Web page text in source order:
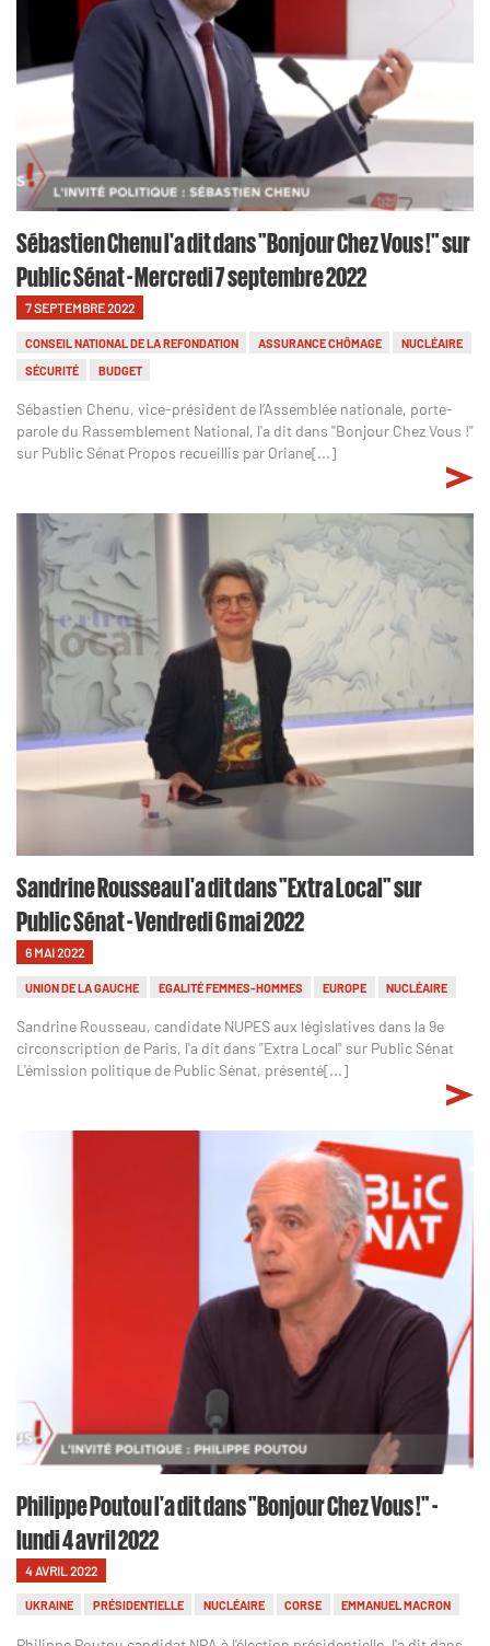
Sébastien Chenu l'a dit dans "Bonjour Chez Vous !" sur
Public Sénat - Mercredi 7 septembre 2022
7 SEPTEMBRE 2022
CONSEIL NATIONAL DE LA REFONDATION ASSURANCE CHÔMAGE
NUCLÉAIRE
SÉCURITÉ
BUDGET
Sébastien Chenu, vice-président de l’Assemblée nationale, porte-
parole du Rassemblement National, l'a dit dans "Bonjour Chez Vous !"
sur Public Sénat Propos recueillis par Oriane[...]
Sandrine Rousseau l'a dit dans "Extra Local" sur
Public Sénat - Vendredi 6 mai 2022
6 MAI 2022
UNION DE LA GAUCHE EGALITÉ FEMMES-HOMMES EUROPE NUCLÉAIRE
Sandrine Rousseau, candidate NUPES aux législatives dans la 9e
circonscription de Paris, l'a dit dans "Extra Local" sur Public Sénat
L'émission politique de Public Sénat, présenté[...]
Philippe Poutou l'a dit dans "Bonjour Chez Vous !" -
lundi 4 avril 2022
4 AVRIL 2022
UKRAINE PRÉSIDENTIELLE NUCLÉAIRE CORSE EMMANUEL MACRON